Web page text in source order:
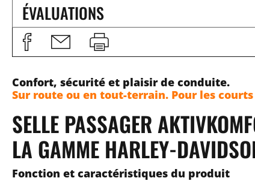
ÉVALUATIONS
Confort, sécurité et plaisir de conduite.
Sur route ou en tout-terrain. Pour les
SELLE PASSAGER
LA GAMME HARLEY-
Fonction et caractéristiques du produit